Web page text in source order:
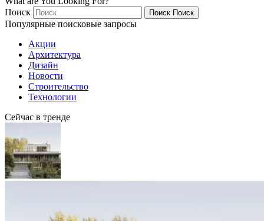
Поиск
Поиск Поиск
Популярные поисковые запросы
Акции
Архитектура
Дизайн
Новости
Строительство
Технологии
Сейчас в тренде